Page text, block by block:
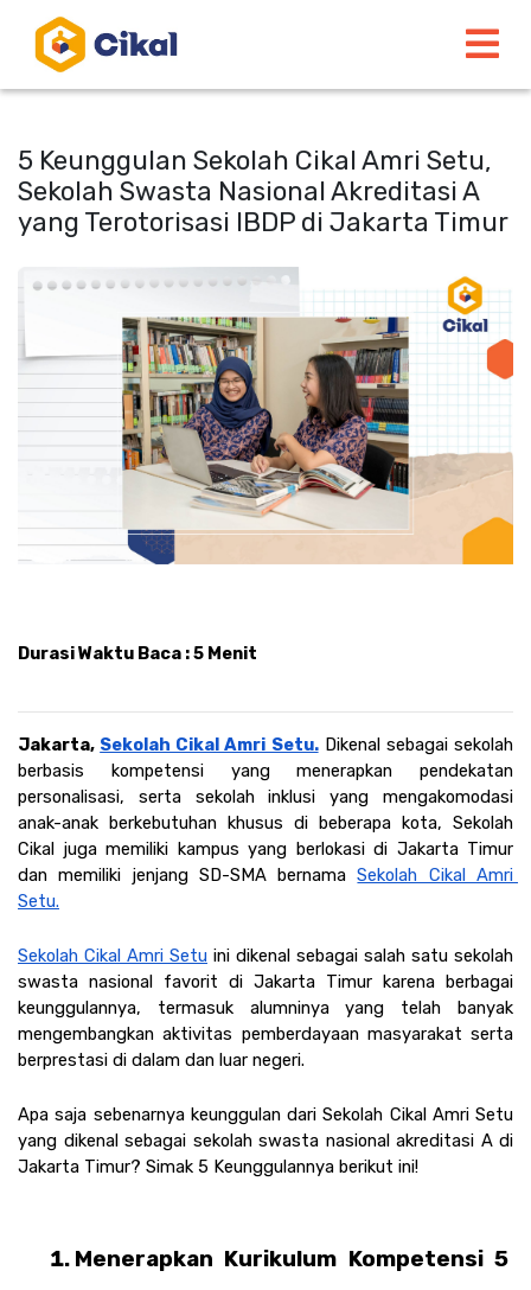
5 Keunggulan Sekolah Cikal Amri Setu,
Sekolah Swasta Nasional Akreditasi A
yang Terotorisasi IBDP di Jakarta Timur
Durasi Waktu Baca : 5 Menit
Jakarta, Sekolah Cikal Amri Setu. Dikenal sebagai sekolah
berbasis kompetensi yang menerapkan pendekatan
personalisasi, serta sekolah inklusi yang mengakomodasi
anak-anak berkebutuhan khusus di beberapa kota, Sekolah
Cikal juga memiliki kampus yang berlokasi di Jakarta Timur
dan memiliki jenjang SD-SMA bernama Sekolah Cikal Amri
Setu.
Sekolah Cikal Amri Setu ini dikenal sebagai salah satu sekolah
swasta nasional favorit di Jakarta Timur karena berbagai
keunggulannya, termasuk alumninya yang telah banyak
mengembangkan aktivitas pemberdayaan masyarakat serta
berprestasi di dalam dan luar negeri.
Apa saja sebenarnya keunggulan dari Sekolah Cikal Amri Setu
yang dikenal sebagai sekolah swasta nasional akreditasi A di
Jakarta Timur? Simak 5 Keunggulannya berikut ini!
Menerapkan Kurikulum Kompetensi 5